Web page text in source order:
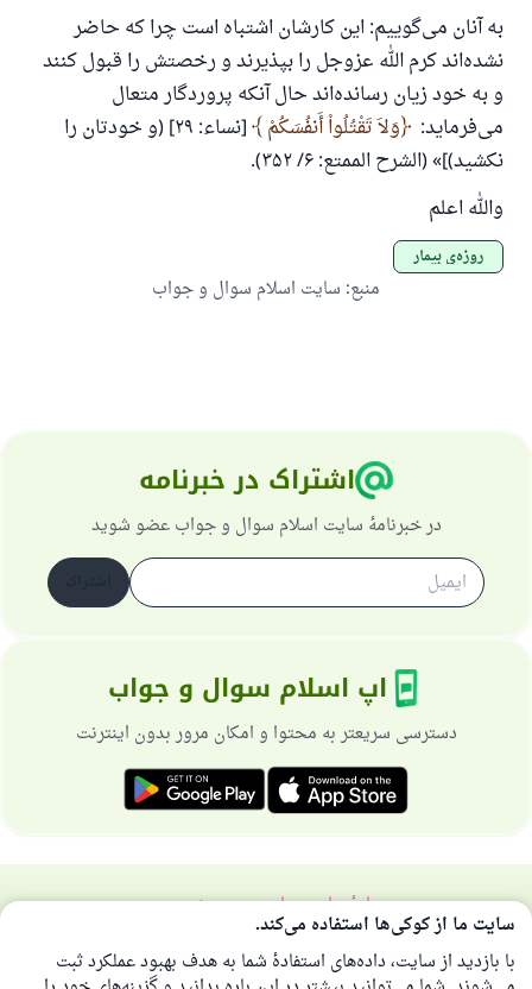
به آنان می‌گوییم: این کارشان اشتباه است چرا که حاضر
نشده‌اند کرم الله عزوجل را بپذیرند و رخصتش را قبول کنند
و به خود زیان رسانده‌اند حال آنکه پروردگار متعال
می‌فرماید:
وَلاَ تَقْتُلُواْ أَنفُسَكُمْ
[نساء: ۲۹] (و خودتان را
نکشید)]» (الشرح الممتع: ۶/ ۳۵۲).
والله اعلم
روزه‌ی بیمار
منبع: سایت اسلام سوال و جواب
اشتراک در خبرنامه
در خبرنامهٔ سایت اسلام سوال و جواب عضو شوید
اپ اسلام سوال و جواب
دسترسی سریعتر به محتوا و امکان مرور بدون اینترنت
دربارهٔ سایتسیاست حریم خصوصی
همهٔ حقوق برای سایت اسلام سوال و جواب محفوظ است 1997-2025 ©
سایت ما از کوکی‌ها استفاده می‌کند.
با بازدید از سایت، داده‌های استفادهٔ شما به هدف بهبود عملکرد ثبت